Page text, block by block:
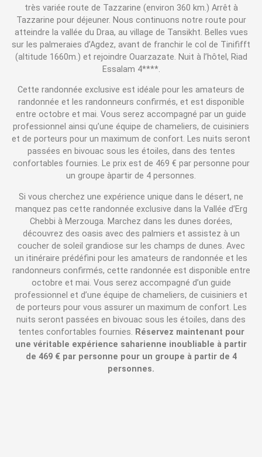
très variée route de Tazzarine (environ 360 km.) Arrêt à
Tazzarine pour déjeuner. Nous continuons notre route pour
atteindre la vallée du Draa, au village de Tansikht. Belles vues
sur les palmeraies d’Agdez, avant de franchir le col de Tinififft
(altitude 1660m.) et rejoindre Ouarzazate. Nuit à l’hôtel, Riad
Essalam 4****.
Cette randonnée exclusive est idéale pour les amateurs de
randonnée et les randonneurs confirmés, et est disponible
entre octobre et mai. Vous serez accompagné par un guide
professionnel ainsi qu’une équipe de chameliers, de cuisiniers
et de porteurs pour un maximum de confort. Les nuits seront
passées en bivouac sous les étoiles, dans des tentes
confortables fournies. Le prix est de 469 € par personne pour
un groupe àpartir de 4 personnes.
Si vous cherchez une expérience unique dans le désert, ne
manquez pas cette randonnée exclusive dans la Vallée d’Erg
Chebbi à Merzouga. Marchez dans les dunes dorées,
découvrez des oasis avec des palmiers et assistez à un
coucher de soleil grandiose sur les champs de dunes. Avec
un itinéraire prédéfini pour les amateurs de randonnée et les
randonneurs confirmés, cette randonnée est disponible entre
octobre et mai. Vous serez accompagné d’un guide
professionnel et d’une équipe de chameliers, de cuisiniers et
de porteurs pour vous assurer un maximum de confort. Les
nuits seront passées en bivouac sous les étoiles, dans des
tentes confortables fournies. Réservez maintenant pour
une véritable expérience saharienne inoubliable à partir
de 469 € par personne pour un groupe à partir de 4
personnes.